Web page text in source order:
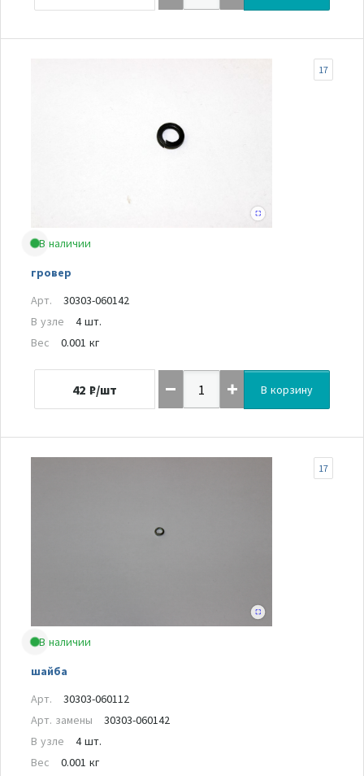
В наличии
гровер
17
Арт.
30303-060142
В узле
4 шт.
Вес
0.001 кг
42 ₽/шт В корзину
В наличии
шайба
17
Арт.
30303-060112
Арт. замены
30303-060142
В узле
4 шт.
Вес
0.001 кг